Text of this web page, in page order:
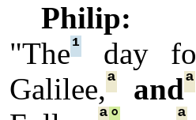
Philip:
"The¹ day
Galilee,ª andª